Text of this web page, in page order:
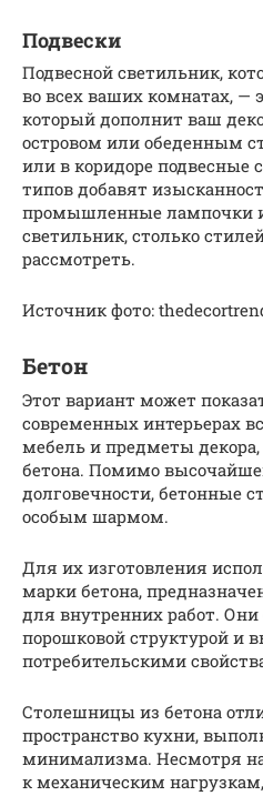
Подвески
Подвесной светильник,
во всех ваших комнатах, —
который дополнит ваш
островом или обеденным
или в коридоре подвесные
типов добавят
промышленные лампочки
светильник, столько
рассмотреть.
Источник фото:
Бетон
Этот вариант может
современных интерьерах
мебель и предметы
бетона. Помимо
долговечности, бетонные
особым шармом.
Для их изготовления
марки бетона,
для внутренних работ.
порошковой структурой и
потребительскими
Столешницы из бетона
пространство кухни,
минимализма. Несмотря
к механическим